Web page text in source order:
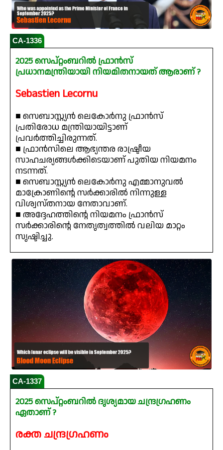
CA-1336
2025 സെപ്റ്റംബറിൽ ഫ്രാൻസ്
പ്രധാനമന്ത്രിയായി നിയമിതനായത് ആരാണ് ?
Sebastien Lecornu
■ സെബാസ്റ്റ്യൻ ലെകോർനു ഫ്രാൻസ്
പ്രതിരോധ മന്ത്രിയായിട്ടാണ്
പ്രവർത്തിച്ചിരുന്നത്.
■ ഫ്രാൻസിലെ ആഭ്യന്തര രാഷ്ട്രീയ
സാഹചര്യങ്ങൾക്കിടെയാണ് പുതിയ നിയമനം
നടന്നത്.
■ സെബാസ്റ്റ്യൻ ലെകോർനു എമ്മാനുവൽ
മാക്രോണിന്റെ സർക്കാരിൽ നിന്നുള്ള
വിശ്വസ്തനായ നേതാവാണ്.
■ അദ്ദേഹത്തിന്റെ നിയമനം ഫ്രാൻസ്
സർക്കാരിന്റെ നേതൃത്വത്തിൽ വലിയ മാറ്റം
സൃഷ്ടിച്ചു.
CA-1337
2025 സെപ്റ്റംബറിൽ ദൃശ്യമായ ചന്ദ്രഗ്രഹണം
ഏതാണ് ?
രക്ത ചന്ദ്രഗ്രഹണം